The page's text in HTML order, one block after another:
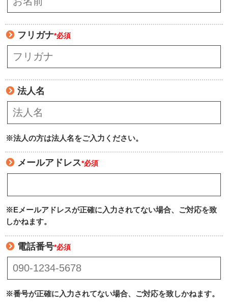
フリガナ*必須
法人名
※法人の方は法人名をご入力ください。
メールアドレス*必須
※Eメールアドレスが正確に入力されてない場合、ご対応を致
しかねます。
電話番号*必須
※番号が正確に入力されてない場合、ご対応を致しかねます。